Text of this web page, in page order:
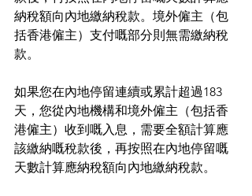
納稅額向內地繳納稅款。境外僱主（包
括香港僱主）支付嘅部分則無需繳納稅
款。
如果您在內地停留連續或累計超過183
天，您從內地機構和境外僱主（包括香
港僱主）收到嘅入息，需要全額計算應
該繳納嘅稅款後，再按照在內地停留嘅
天數計算應納稅額向內地繳納稅款。